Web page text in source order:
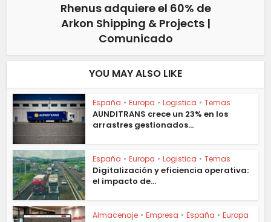
Rhenus adquiere el 60% de
Arkon Shipping & Projects |
Comunicado
YOU MAY ALSO LIKE
España • Europa • Logistica • Temas
AUNDITRANS crece un 23% en los
arrastres gestionados...
España • Europa • Logistica • Temas
Digitalización y eficiencia operativa:
el impacto de...
Almacenaje • Empresa • España • Europa